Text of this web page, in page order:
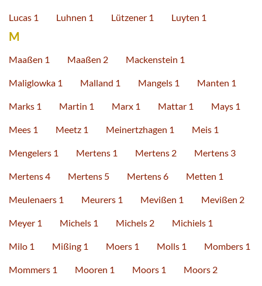
Lucas 1 Luhnen 1 Lützener 1 Luyten 1
M
Maaßen 1 Maaßen 2 Mackenstein 1
Maliglowka 1 Malland 1 Mangels 1 Manten 1
Marks 1 Martin 1 Marx 1 Mattar 1 Mays 1
Mees 1 Meetz 1 Meinertzhagen 1 Meis 1
Mengelers 1 Mertens 1 Mertens 2 Mertens 3
Mertens 4 Mertens 5 Mertens 6 Metten 1
Meulenaers 1 Meurers 1 Mevißen 1 Mevißen 2
Meyer 1 Michels 1 Michels 2 Michiels 1
Milo 1 Mißing 1 Moers 1 Molls 1 Mombers 1
Mommers 1 Mooren 1 Moors 1 Moors 2